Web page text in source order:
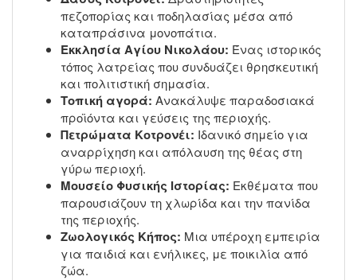
πεζοπορίας και ποδηλασίας μέσα από
καταπράσινα μονοπάτια.
Εκκλησία Αγίου Νικολάου: Ένας ιστορικός
τόπος λατρείας που συνδυάζει θρησκευτική
και πολιτιστική σημασία.
Τοπική αγορά: Ανακάλυψε παραδοσιακά
προϊόντα και γεύσεις της περιοχής.
Πετρώματα Κοτρονέι: Ιδανικό σημείο για
αναρρίχηση και απόλαυση της θέας στη
γύρω περιοχή.
Μουσείο Φυσικής Ιστορίας: Εκθέματα που
παρουσιάζουν τη χλωρίδα και την πανίδα
της περιοχής.
Ζωολογικός Κήπος: Μια υπέροχη εμπειρία
για παιδιά και ενήλικες, με ποικιλία από
ζώα.